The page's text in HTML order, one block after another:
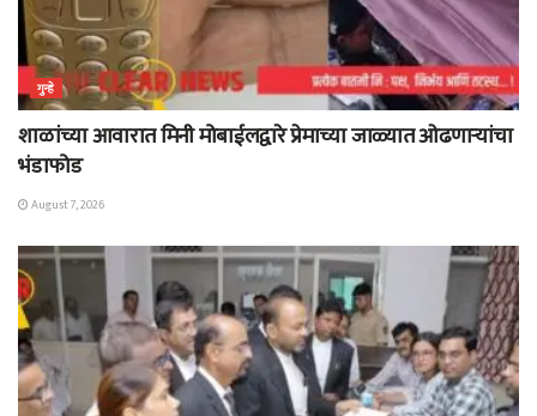
गुन्हे
शाळांच्या आवारात मिनी मोबाईलद्वारे प्रेमाच्या जाळ्यात ओढणाऱ्यांचा
भंडाफोड
August 7, 2026